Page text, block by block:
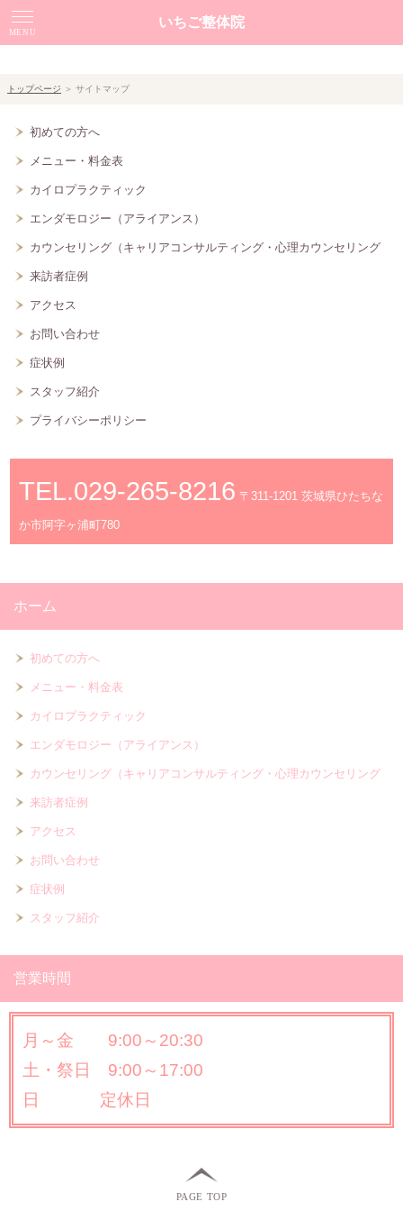
いちご整体院
MENU
カイロプラクティック
エンダモロジー
セリング）
メニュー・料金表
来訪者症例
症状例
お問い合わせ
トップページ ＞ サイトマップ
初めての方へ
メニュー・料金表
カイロプラクティック
エンダモロジー（アライアンス）
カウンセリング（キャリアコンサルティング・心理カウンセリング
来訪者症例
アクセス
お問い合わせ
症状例
スタッフ紹介
プライバシーポリシー
TEL.029-265-8216 〒311-1201 茨城県ひたちな
か市阿字ヶ浦町780
ホーム
初めての方へ
メニュー・料金表
カイロプラクティック
エンダモロジー（アライアンス）
カウンセリング（キャリアコンサルティング・心理カウンセリング
来訪者症例
アクセス
お問い合わせ
症状例
スタッフ紹介
営業時間
月～金 9:00～20:30
土・祭日 9:00～17:00
日 定休日
PAGE TOP